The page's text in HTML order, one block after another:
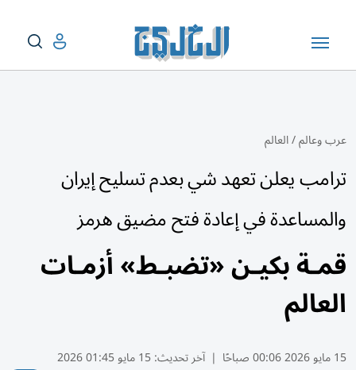
عرب وعالم/العالم
ترامب يعلن تعهد شي بعدم تسليح إيران
والمساعدة في إعادة فتح مضيق هرمز
قمـة بكيـن «تضبـط» أزمـات
العالم
15 مايو 2026 00:06 صباحًا | آخر تحديث:15 مايو 01:45 2026